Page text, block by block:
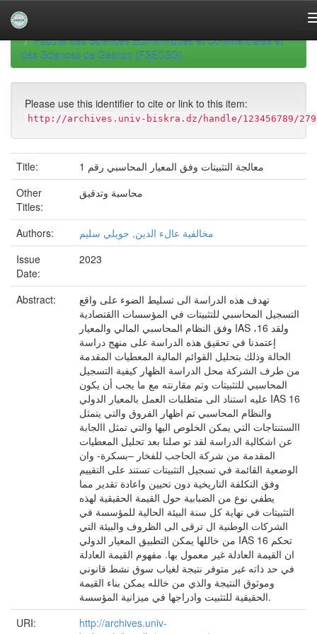
navigationUniversity of Biskra Repository
Faculté des Sciences Economiques et Commerciales et
des Sciences de Gestion (FSECSG)
Please use this identifier to cite or link to this item:
http://archives.univ-biskra.dz/handle/123456789/
Title:
معالجة التثبيتات وفق المعيار المحاسبي رقم 1
Other
Titles:
محاسبة وتدقيق
Authors:
مخالفية عالء الدين, حويلي سليم
Issue
Date:
2023
Abstract:
تهدف هذه الدراسة الى تسليط الضوء على واقع
التسجيل المحاسبي للتثبيتات في المؤسسات االقتصادية
وفق النظام المحاسبي المالي والمعيار IAS ،16 ولقد
إعتمدنا في تحقيق هذه الدراسة على منهج دراسة
الحالة وذلك بتحليل القوائم المالية المعطيات المقدمة
من طرف الشركة محل الدراسة الظهار كيفية التسجيل
المحاسبي للتثبيتات وتم مقارنته مع ما يجب أن يكون
عليه استناد الى متطلبات العمل بالمعيار الدولي IAS 16
والنظام المحاسبي تم اظهار الفروق والتي يتمثل
االستنتاجات التي يمكن الخلوص اليها والتي تمثل االجابة
عن اشكالية الدراسة لقد تو صلنا بعد تحليل المعطيات
المقدمة من شركة الحاجب للفخار –بسكرة- وان
الوضعية القائمة في تسجيل التثبيتات تستند على التقييم
وفق التكلفة التاريخية دون تحيين واعادة تقدير مما
يطفي نوع من الضبابية حول القيمة الحقيقية لهذه
التثبيتات في نهاية كل سنة البيئة الحالية للمؤسسة في
الشركات الوطنية ال ترقى الى الظروف والبيئة التي
من خاللها يمكن التطبيق المعيار الدولي IAS 16 تحكم
ان القيمة العادلة غير معمول بها. مفهوم القيمة العادلة
في حد ذاته غير متوفر نتيجة لغياب سوق نشط قانوني
وموثوق النتيجة والذي من خالله يمكن بناء القيمة
الحقيقية للتثبيت وادراجها في ميزانية المؤسسة.
URI:
http://archives.univ-